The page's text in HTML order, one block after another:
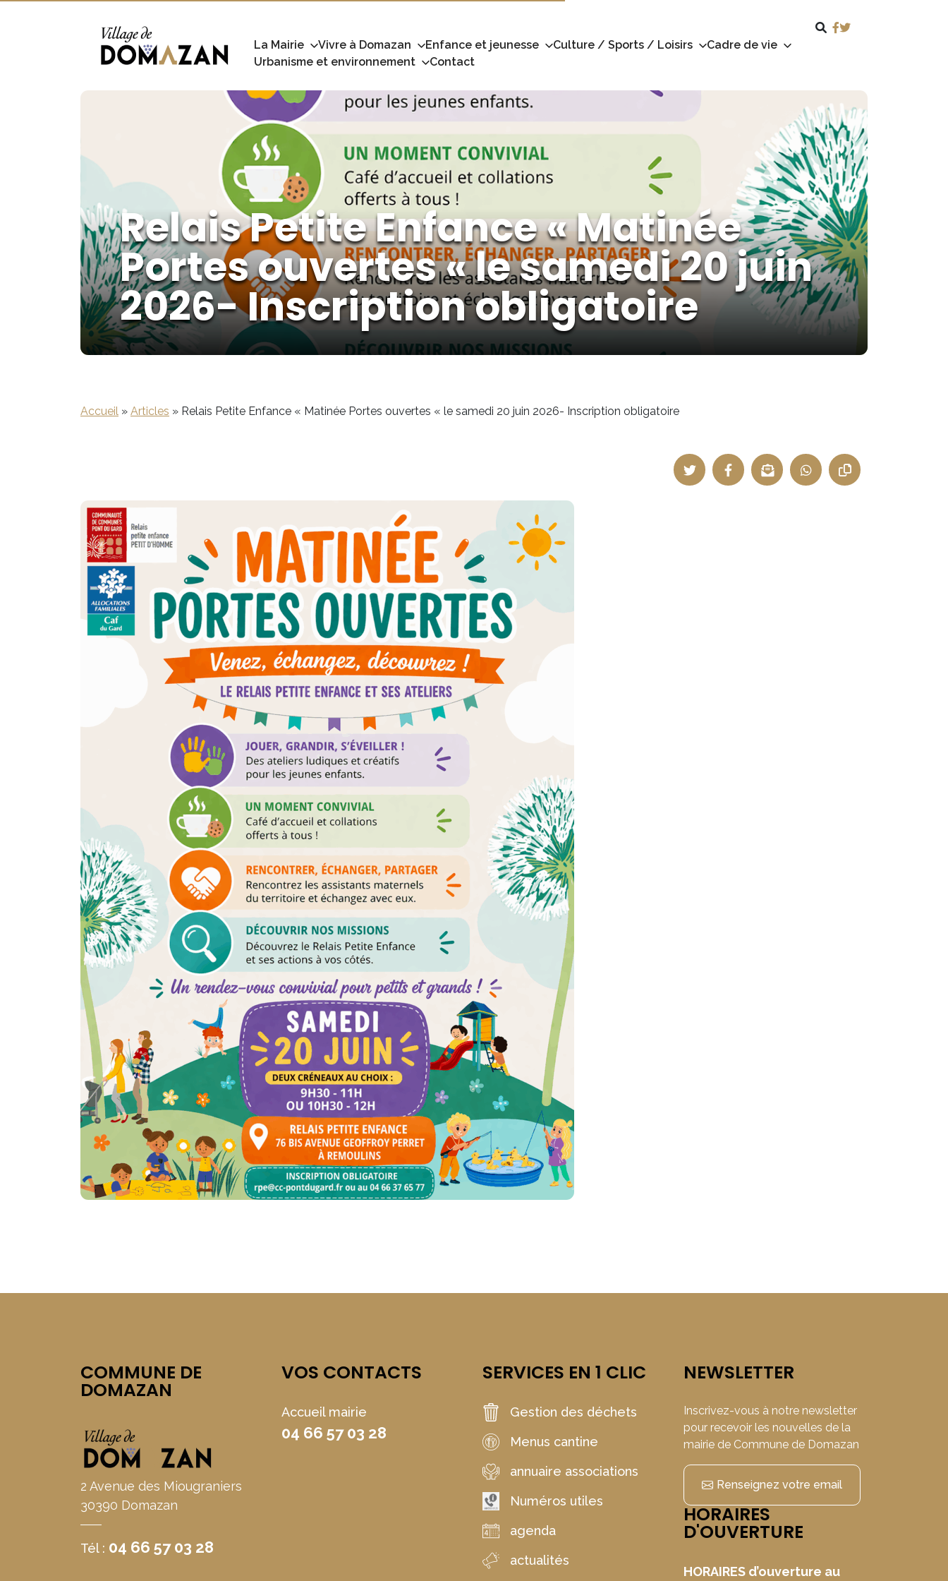
La Mairie Vivre à Domazan Enfance et jeunesse Culture / Sports / Loisirs
Cadre de vie
Urbanisme et environnement
Contact
Relais Petite Enfance « Matinée
Portes ouvertes « le samedi 20 juin
2026- Inscription obligatoire
Accueil » Articles » Relais Petite Enfance « Matinée Portes ouvertes « le samedi 20 juin 2026- Inscription obligatoire
COMMUNE DE
DOMAZAN
2 Avenue des Miougraniers
30390 Domazan
Tél : 04 66 57 03 28
VOS CONTACTS
Accueil mairie
04 66 57 03 28
SERVICES EN 1 CLIC
Gestion des déchets
Menus cantine
annuaire associations
Numéros utiles
agenda
actualités
NEWSLETTER
Inscrivez-vous à notre newsletter
pour recevoir les nouvelles de la
mairie de Commune de Domazan
Renseignez votre email
HORAIRES
D'OUVERTURE
HORAIRES d’ouverture au